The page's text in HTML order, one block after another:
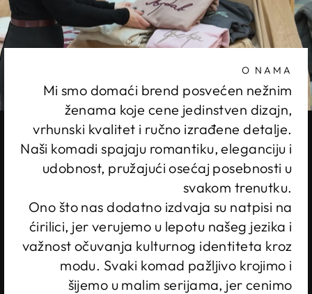
O NAMA
Mi smo domaći brend posvećen nežnim
ženama koje cene jedinstven dizajn,
vrhunski kvalitet i ručno izrađene detalje.
Naši komadi spajaju romantiku, eleganciju i
udobnost, pružajući osećaj posebnosti u
svakom trenutku.
Ono što nas dodatno izdvaja su natpisi na
ćirilici, jer verujemo u lepotu našeg jezika i
važnost očuvanja kulturnog identiteta kroz
modu. Svaki komad pažljivo krojimo i
šijemo u malim serijama, jer cenimo